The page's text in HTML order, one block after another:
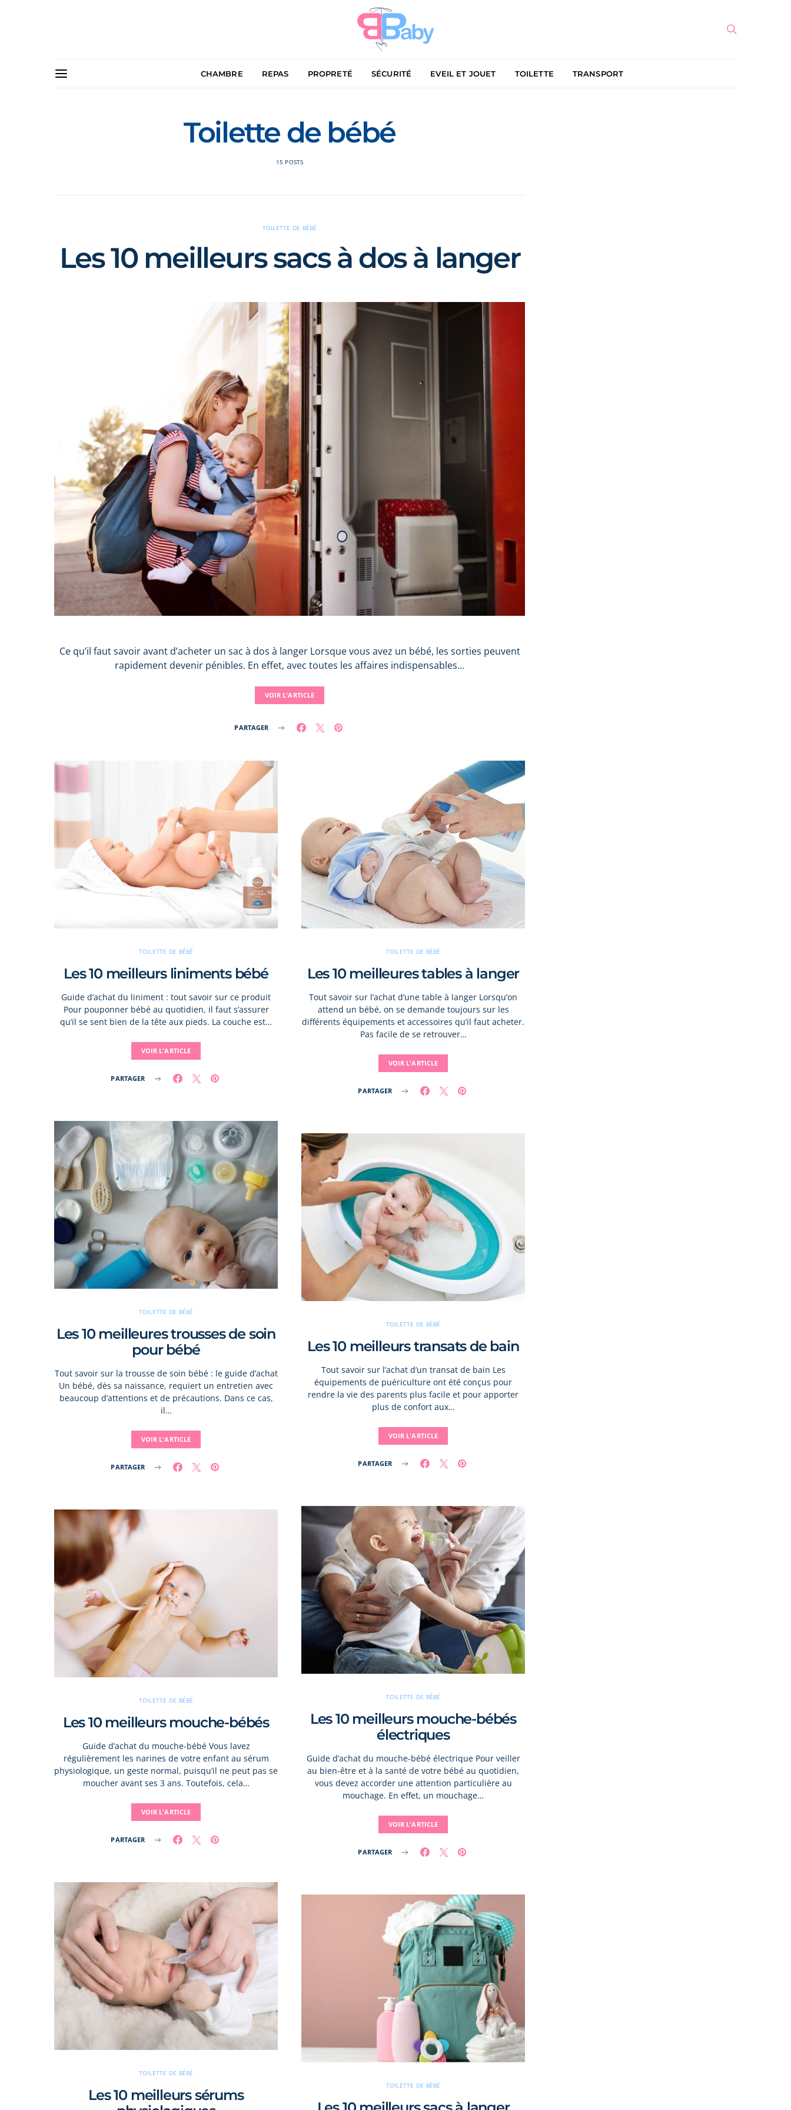
CHAMBRE REPAS PROPRETÉ SÉCURITÉ EVEIL ET JOUET TOILETTE TRANSPORT
Toilette de bébé
15 POSTS
TOILETTE DE BÉBÉ
Les 10 meilleurs sacs à dos à langer
Ce qu’il faut savoir avant d’acheter un sac à dos à langer Lorsque vous avez un bébé, les sorties peuvent
rapidement devenir pénibles. En effet, avec toutes les affaires indispensables…
VOIR L'ARTICLE
PARTAGER
TOILETTE DE BÉBÉ
Les 10 meilleurs liniments bébé
Guide d’achat du liniment : tout savoir sur ce produit
Pour pouponner bébé au quotidien, il faut s’assurer
qu’il se sent bien de la tête aux pieds. La couche est…
VOIR L'ARTICLE
PARTAGER
TOILETTE DE BÉBÉ
Les 10 meilleures trousses de soin
pour bébé
Tout savoir sur la trousse de soin bébé : le guide d’achat
Un bébé, dès sa naissance, requiert un entretien avec
beaucoup d’attentions et de précautions. Dans ce cas,
il…
VOIR L'ARTICLE
PARTAGER
TOILETTE DE BÉBÉ
Les 10 meilleurs mouche-bébés
Guide d’achat du mouche-bébé Vous lavez
régulièrement les narines de votre enfant au sérum
physiologique, un geste normal, puisqu’il ne peut pas se
moucher avant ses 3 ans. Toutefois, cela…
VOIR L'ARTICLE
PARTAGER
TOILETTE DE BÉBÉ
Les 10 meilleurs sérums
TOILETTE DE BÉBÉ
Les 10 meilleures tables à langer
Tout savoir sur l’achat d’une table à langer Lorsqu’on
attend un bébé, on se demande toujours sur les
différents équipements et accessoires qu’il faut acheter.
Pas facile de se retrouver…
VOIR L'ARTICLE
PARTAGER
TOILETTE DE BÉBÉ
Les 10 meilleurs transats de bain
Tout savoir sur l’achat d’un transat de bain Les
équipements de puériculture ont été conçus pour
rendre la vie des parents plus facile et pour apporter
plus de confort aux…
VOIR L'ARTICLE
PARTAGER
TOILETTE DE BÉBÉ
Les 10 meilleurs mouche-bébés
électriques
Guide d’achat du mouche-bébé électrique Pour veiller
au bien-être et à la santé de votre bébé au quotidien,
vous devez accorder une attention particulière au
mouchage. En effet, un mouchage…
VOIR L'ARTICLE
PARTAGER
TOILETTE DE BÉBÉ